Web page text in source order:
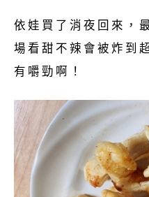
依娃買了消夜回來，
場看甜不辣會被炸到
有嚼勁啊！